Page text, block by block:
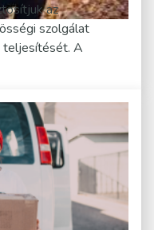
az
szolgálat
teljesítését. A